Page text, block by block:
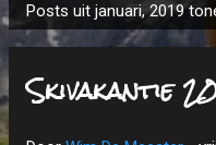
P
o
Posts uit januari, 2019
Skivakantie